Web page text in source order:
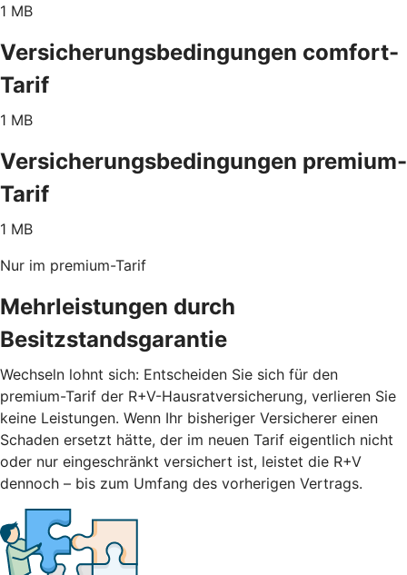
1 MB
Versicherungsbedingungen comfort-
Tarif
1 MB
Versicherungsbedingungen premium-
Tarif
1 MB
Nur im premium-Tarif
Mehrleistungen durch
Besitzstandsgarantie
Wechseln lohnt sich: Entscheiden Sie sich für den
premium-Tarif der R+V-Hausratversicherung, verlieren Sie
keine Leistungen. Wenn Ihr bisheriger Versicherer einen
Schaden ersetzt hätte, der im neuen Tarif eigentlich nicht
oder nur eingeschränkt versichert ist, leistet die R+V
dennoch – bis zum Umfang des vorherigen Vertrags.